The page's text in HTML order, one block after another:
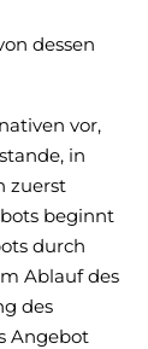
dessen
vor,
in
zuerst
beginnt
durch
Ablauf des
des
Angebot